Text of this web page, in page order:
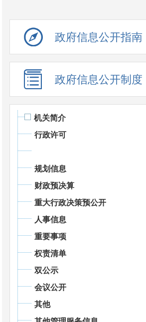
政府信息公开指南
政府信息公开制度
机关简介
行政许可
规划信息
财政预决算
重大行政决策预公开
人事信息
重要事项
权责清单
双公示
会议公开
其他